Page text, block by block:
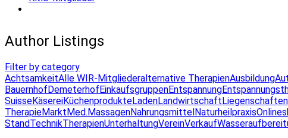
Author Listings
Filter by category
AchtsamkeitAlle WIR-Mitgliederalternative TherapienAusbildung
BauernhofDemeterhofEinkaufsgruppenEntspannung
SuisseKäsereiKüchenprodukteLadenLandwirtschaftLiegenschaften
TherapieMarktMed.MassagenNahrungsmittelNaturheilpraxis
StandTechnikTherapienUnterhaltungVereinVerkauf